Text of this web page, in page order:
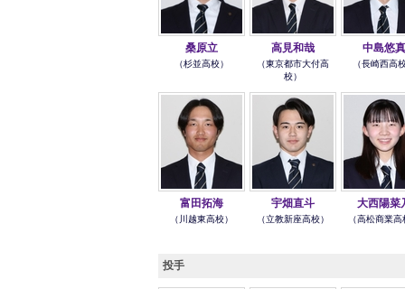
桑原立
（杉並高校）
高見和哉
（東京都市大付高
校）
中島悠真
（長崎西高
富田拓海
（川越東高校）
宇畑直斗
（立教新座高校）
大西陽菜
（高松商業
投手